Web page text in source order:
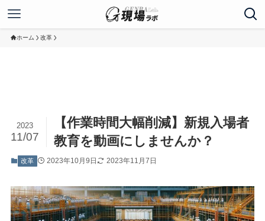
ホーム 改革
【作業時間大幅削減】新規入場者
教育を動画にしませんか？
2023
11/07
改革 2023年10月9日 2023年11月7日